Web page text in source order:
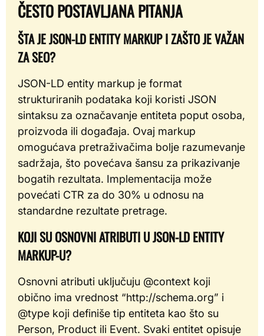
ČESTO POSTAVLJANA PITANJA
ŠTA JE JSON-LD ENTITY MARKUP I ZAŠTO JE VAŽAN
ZA SEO?
JSON-LD entity markup je format
strukturiranih podataka koji koristi JSON
sintaksu za označavanje entiteta poput osoba,
proizvoda ili događaja. Ovaj markup
omogućava pretraživačima bolje razumevanje
sadržaja, što povećava šansu za prikazivanje
bogatih rezultata. Implementacija može
povećati CTR za do 30% u odnosu na
standardne rezultate pretrage.
KOJI SU OSNOVNI ATRIBUTI U JSON-LD ENTITY
MARKUP-U?
Osnovni atributi uključuju @context koji
obično ima vrednost “http://schema.org” i
@type koji definiše tip entiteta kao što su
Person, Product ili Event. Svaki entitet opisuje